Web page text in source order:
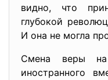
видно, что
глубокой
И она не могла
Смена веры
иностранного